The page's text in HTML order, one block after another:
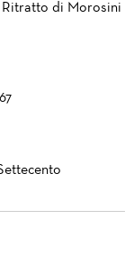
Ritratto di Morosini